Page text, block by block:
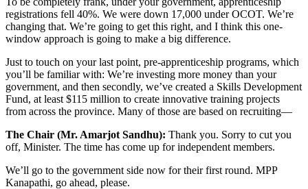
registrations fell 40%. We were down 17,000 under OCOT. We’re
changing that. We’re going to get this right, and I think this one-
window approach is going to make a big difference.
Just to touch on your last point, pre-apprenticeship programs, which
you’ll be familiar with: We’re investing more money than your
government, and then secondly, we’ve created a Skills Development
Fund, at least $115 million to create innovative training projects
from across the province. Many of those are based on recruiting—
The Chair (Mr. Amarjot Sandhu): Thank you. Sorry to cut you
off, Minister. The time has come up for independent members.
We’ll go to the government side now for their first round. MPP
Kanapathi, go ahead, please.